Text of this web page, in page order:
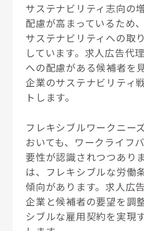
サステナビリティ志向の
配慮が高まっているため
サステナビリティへの取
しています。求人広告代
への配慮がある候補者を
企業のサステナビリティ
トします。
フレキシブルワークニー
おいても、ワークライフ
要性が認識されつつあり
は、フレキシブルな労働
傾向があります。求人広
企業と候補者の要望を調
シブルな雇用契約を実現